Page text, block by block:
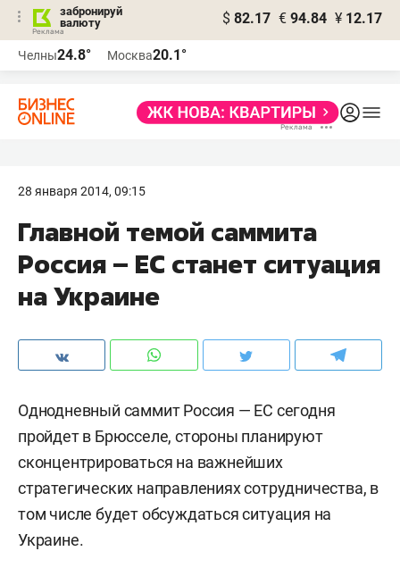
забронируй
валюту
$ 82.17 € 94.84 ¥ 12.17
Челны24.8° Москва20.1°
28 января 2014, 09:15
Главной темой саммита
Россия – ЕС станет ситуация
на Украине
Однодневный саммит Россия — ЕС сегодня
пройдет в Брюсселе, стороны планируют
сконцентрироваться на важнейших
стратегических направлениях сотрудничества, в
том числе будет обсуждаться ситуация на
Украине.